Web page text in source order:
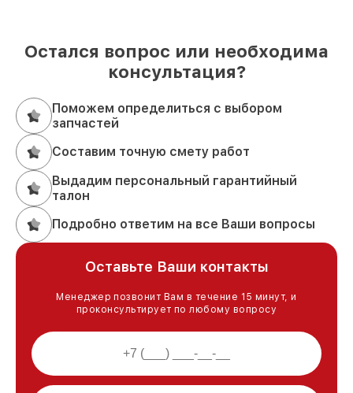
Остался вопрос или необходима
консультация?
Поможем определиться с выбором
запчастей
Составим точную смету работ
Выдадим персональный гарантийный
талон
Подробно ответим на все Ваши вопросы
Оставьте Ваши контакты
Менеджер позвонит Вам в течение 15 минут, и
проконсультирует по любому вопросу